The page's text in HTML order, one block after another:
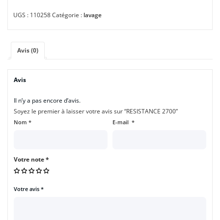
UGS : 110258Catégorie : lavage
Avis (0)
Avis
Il n’y a pas encore d’avis.
Soyez le premier à laisser votre avis sur “RESISTANCE 2700”
Nom * E-mail *
Votre note*
Votre avis *